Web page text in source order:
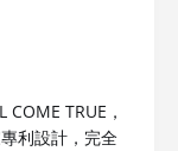
TRUE，
利設計，完全